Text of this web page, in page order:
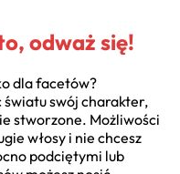
odważ się!
dla facetów?
światu swój charakter,
stworzone. Możliwości
włosy i nie chcesz
podciętymi lub